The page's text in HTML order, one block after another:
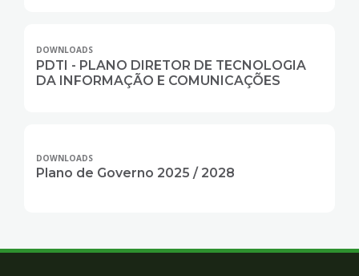
DOWNLOADS
PDTI - PLANO DIRETOR DE TECNOLOGIA
DA INFORMAÇÃO E COMUNICAÇÕES
DOWNLOADS
Plano de Governo 2025 / 2028